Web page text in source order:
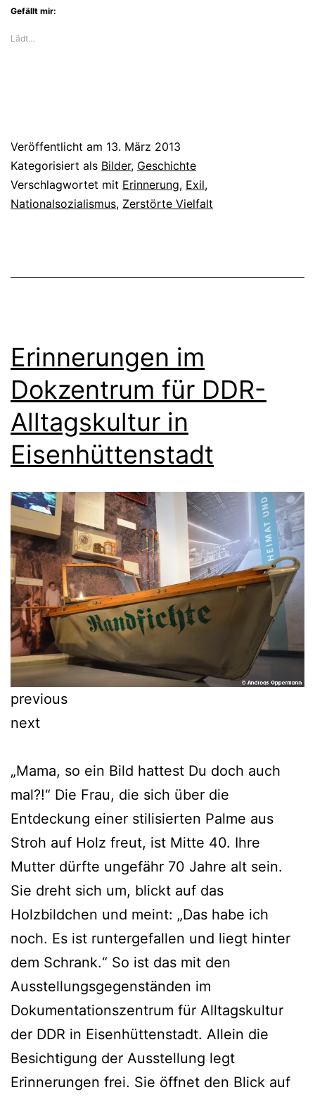
Gefällt mir:
Lädt…
Veröffentlicht am 13. März 2013
Kategorisiert als Bilder, Geschichte
Verschlagwortet mit Erinnerung, Exil,
Nationalsozialismus, Zerstörte Vielfalt
Erinnerungen im
Dokzentrum für DDR-
Alltagskultur in
Eisenhüttenstadt
previous
next
„Mama, so ein Bild hattest Du doch auch
mal?!“ Die Frau, die sich über die
Entdeckung einer stilisierten Palme aus
Stroh auf Holz freut, ist Mitte 40. Ihre
Mutter dürfte ungefähr 70 Jahre alt sein.
Sie dreht sich um, blickt auf das
Holzbildchen und meint: „Das habe ich
noch. Es ist runtergefallen und liegt hinter
dem Schrank.“ So ist das mit den
Ausstellungsgegenständen im
Dokumentationszentrum für Alltagskultur
der DDR in Eisenhüttenstadt. Allein die
Besichtigung der Ausstellung legt
Erinnerungen frei. Sie öffnet den Blick auf